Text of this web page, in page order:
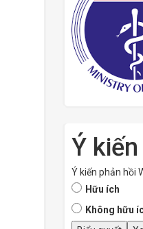
Ý
Ý kiến phản hồi
Hữu ích
Không hữu